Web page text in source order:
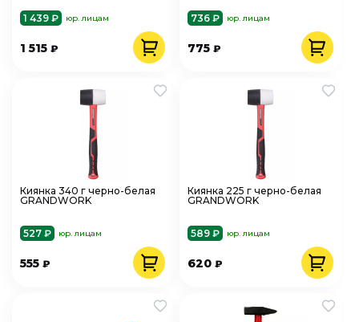
1 439 ₽ юр. лицам
1 515 ₽
736 ₽ юр. лицам
775₽
Киянка 340 г черно-белая
GRANDWORK
527 ₽ юр. лицам
555 ₽
Киянка 225 г черно-белая
GRANDWORK
589 ₽ юр. лицам
620₽